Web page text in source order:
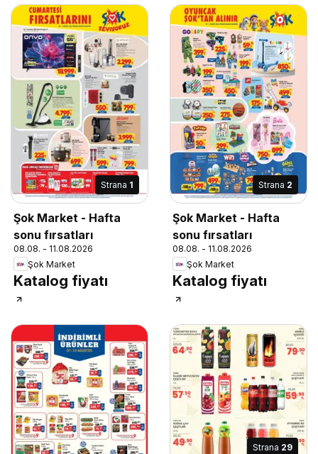
Strana 1
Şok Market - Hafta
sonu fırsatları
08.08. - 11.08.2026
Şok Market
Katalog fiyatı
Strana 2
Şok Market - Hafta
sonu fırsatları
08.08. - 11.08.2026
Şok Market
Katalog fiyatı
Strana 29